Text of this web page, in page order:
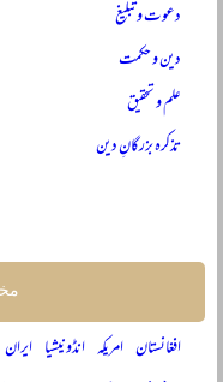
دعوت و تبلیغ
دین و حکمت
علم و تحقیق
تذکرہ بزرگانِ دین
افغانستان امریکہ انڈونیشیا ایران